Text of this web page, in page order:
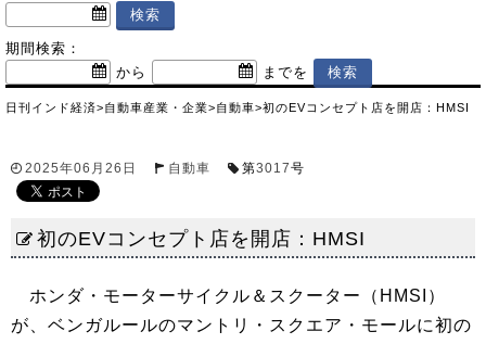
期間検索：
から
までを
日刊インド経済>自動車産業・企業>自動車>初のEVコンセプト店を開店：HMSI
2025年06月26日 自動車 第3017号
初のEVコンセプト店を開店：HMSI
ホンダ・モーターサイクル＆スクーター（HMSI）
が、ベンガルールのマントリ・スクエア・モールに初の